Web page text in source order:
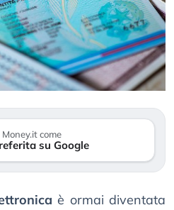
come
su Google
è ormai diventata